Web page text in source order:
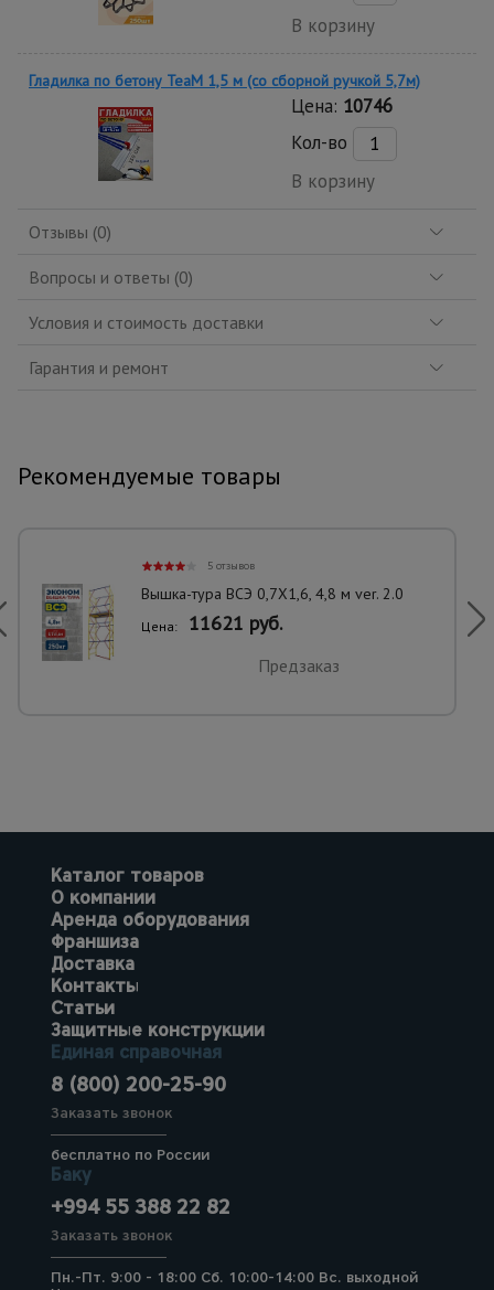
В корзину
Гладилка по бетону TeaM 1,5 м (со сборной ручкой 5,7м)
Цена: 10746
Кол-во
В корзину
Отзывы (0)
Вопросы и ответы (0)
Условия и стоимость доставки
Гарантия и ремонт
Рекомендуемые товары
5 отзывов
Вышка-тура ВСЭ 0,7Х1,6, 4,8 м ver. 2.0
Цена: 11621 руб.
Предзаказ
Каталог товаров
О компании
Аренда оборудования
Франшиза
Доставка
Контакты
Статьи
Защитные конструкции
Единая справочная
8 (800) 200-25-90
Заказать звонок
бесплатно по России
Баку
+994 55 388 22 82
Заказать звонок
Пн.-Пт. 9:00 - 18:00 Сб. 10:00-14:00 Вс. выходной